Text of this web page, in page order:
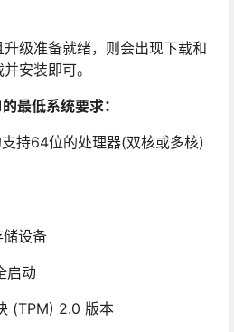
级准备就绪，则会出现下载和
安装即可。
最低系统要求：
持64位的处理器(双核或多核)
储设备
启动
(TPM) 2.0 版本